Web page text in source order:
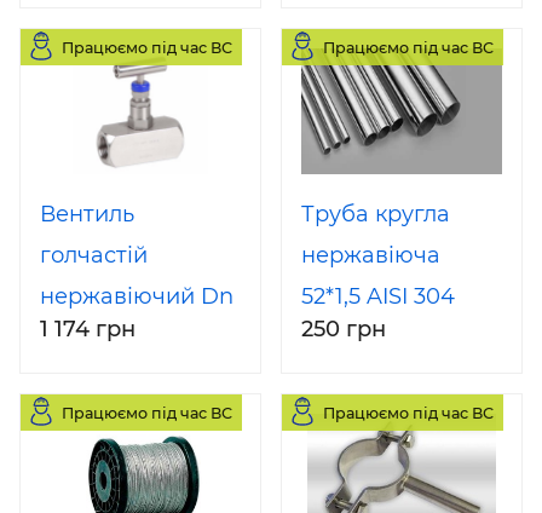
Працюємо під час ВС
Вентиль
голчастій
нержавіючий Dn
15 AISI 304 на
1 174 грн
Працюємо під час ВС
Труба кругла
нержавіюча
52*1,5 AISI 304
250 грн
Працюємо під час ВС Працюємо під час ВС